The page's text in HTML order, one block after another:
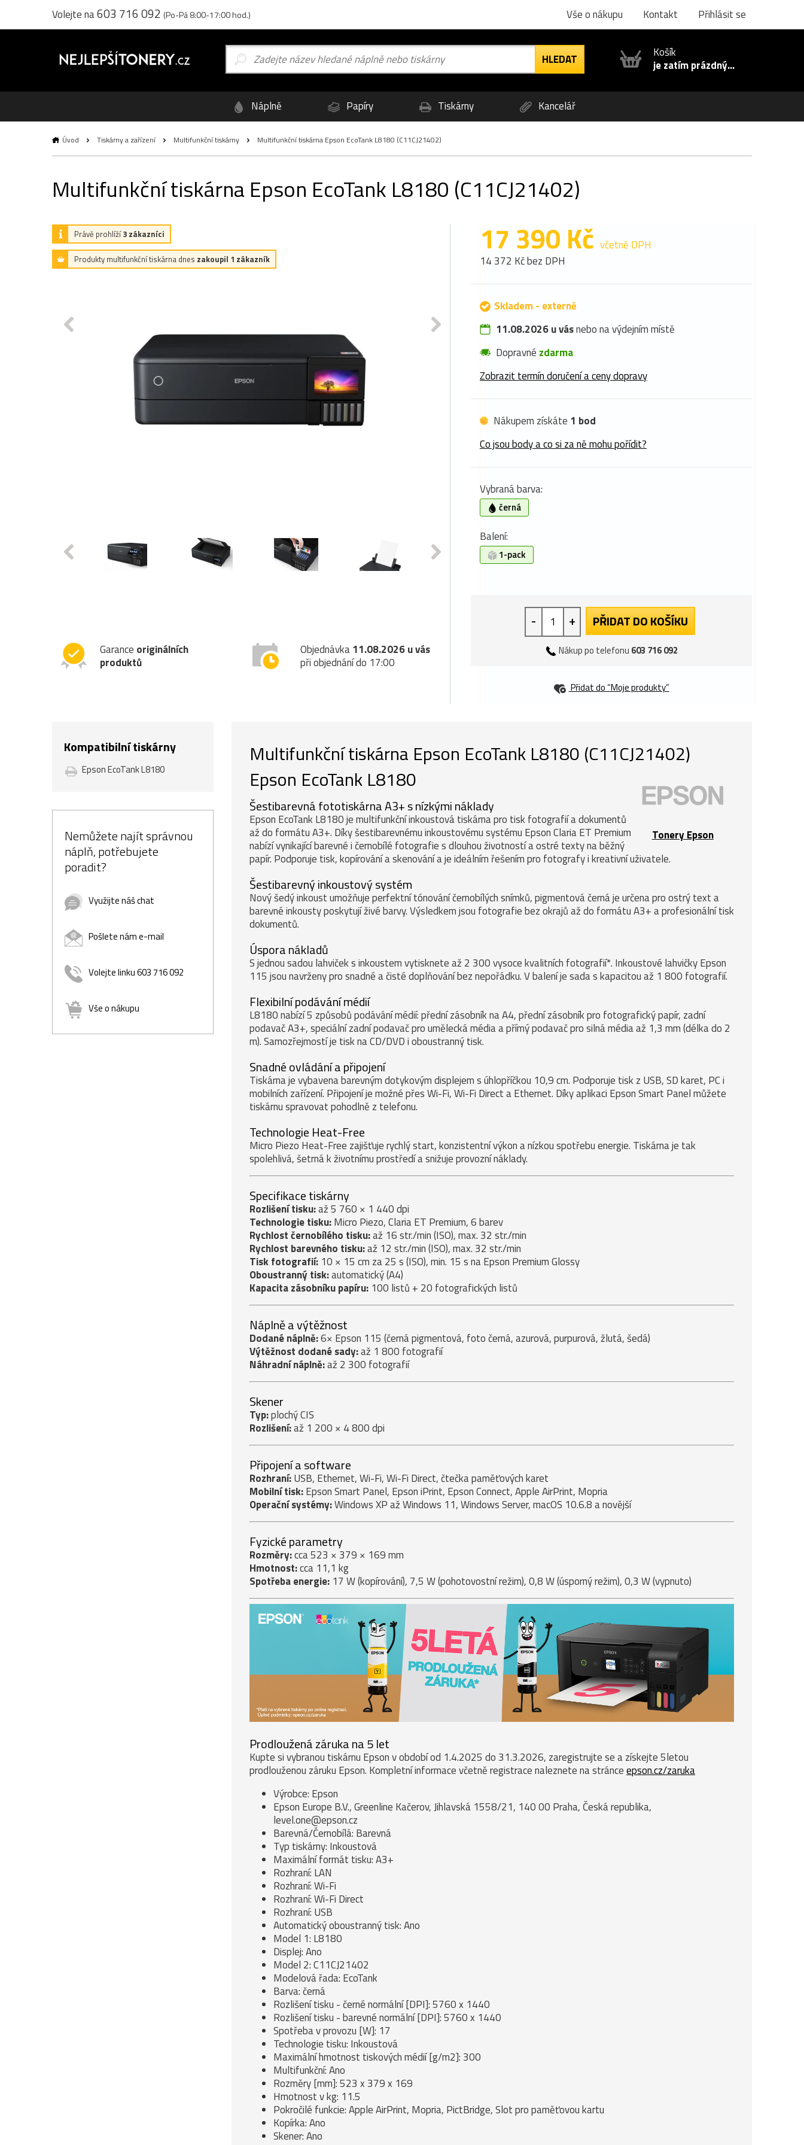
Volejte na603 716 092 (Po-Pá 8:00-17:00 hod.) Vše o nákupu Kontakt Přihlásit se
Košík
je zatím prázdný...
Náplně Papíry Tiskárny Kancelář
Úvod Tiskárny a zařízení Multifunkční tiskárny Multifunkční tiskárna Epson EcoTank L8180 (C11CJ21402)
Multifunkční tiskárna Epson EcoTank L8180 (C11CJ21402)
Právě prohlíží3 zákazníci
Produkty multifunkční tiskárna dnes zakoupil 1 zákazník
Garance originálních
produktů
Objednávka11.08.2026 u vás
při objednání do 17:00
17 390 Kč včetně DPH
14 372 Kč bez DPH
Skladem - externě
11.08.2026 u vásnebo na výdejním místě
Dopravné zdarma
Zobrazit termín doručení a ceny dopravy
Nákupem získáte 1 bod
Co jsou body a co si za ně mohu pořídit?
Vybraná barva:
černá
Balení:
1-pack
- + PŘIDAT DO KOŠÍKU
Nákup po telefonu 603 716 092
Přidat do “Moje produkty”
Kompatibilní tiskárny
Epson EcoTank L8180
Nemůžete najít správnou
náplň, potřebujete
poradit?
Využijte náš chat
Pošlete nám e-mail
Volejte linku 603 716 092
Vše o nákupu
Multifunkční tiskárna Epson EcoTank L8180 (C11CJ21402)
Tonery Epson
Epson EcoTank L8180
Šestibarevná fototiskárna A3+ s nízkými náklady
Epson EcoTank L8180 je multifunkční inkoustová tiskárna pro tisk fotografií a dokumentů
až do formátu A3+. Díky šestibarevnému inkoustovému systému Epson Claria ET Premium
nabízí vynikající barevné i černobílé fotografie s dlouhou životností a ostré texty na běžný
papír. Podporuje tisk, kopírování a skenování a je ideálním řešením pro fotografy i kreativní uživatele.
Šestibarevný inkoustový systém
Nový šedý inkoust umožňuje perfektní tónování černobílých snímků, pigmentová černá je určena pro ostrý text a
barevné inkousty poskytují živé barvy. Výsledkem jsou fotografie bez okrajů až do formátu A3+ a profesionální tisk
dokumentů.
Úspora nákladů
S jednou sadou lahviček s inkoustem vytisknete až 2 300 vysoce kvalitních fotografií*. Inkoustové lahvičky Epson
115 jsou navrženy pro snadné a čisté doplňování bez nepořádku. V balení je sada s kapacitou až 1 800 fotografií.
Flexibilní podávání médií
L8180 nabízí 5 způsobů podávání médií: přední zásobník na A4, přední zásobník pro fotografický papír, zadní
podavač A3+, speciální zadní podavač pro umělecká média a přímý podavač pro silná média až 1,3 mm (délka do 2
m). Samozřejmostí je tisk na CD/DVD i oboustranný tisk.
Snadné ovládání a připojení
Tiskárna je vybavena barevným dotykovým displejem s úhlopříčkou 10,9 cm. Podporuje tisk z USB, SD karet, PC i
mobilních zařízení. Připojení je možné přes Wi-Fi, Wi-Fi Direct a Ethernet. Díky aplikaci Epson Smart Panel můžete
tiskárnu spravovat pohodlně z telefonu.
Technologie Heat-Free
Micro Piezo Heat-Free zajišťuje rychlý start, konzistentní výkon a nízkou spotřebu energie. Tiskárna je tak
spolehlivá, šetrná k životnímu prostředí a snižuje provozní náklady.
Specifikace tiskárny
Rozlišení tisku:až 5 760 × 1 440 dpi
Technologie tisku:Micro Piezo, Claria ET Premium, 6 barev
Rychlost černobílého tisku:až 16 str./min (ISO), max. 32 str./min
Rychlost barevného tisku:až 12 str./min (ISO), max. 32 str./min
Tisk fotografií: 10 × 15 cm za 25 s (ISO), min. 15 s na Epson Premium Glossy
Oboustranný tisk:automatický (A4)
Kapacita zásobníku papíru: 100 listů + 20 fotografických listů
Náplně a výtěžnost
Dodané náplně:6× Epson 115 (černá pigmentová, foto černá, azurová, purpurová, žlutá, šedá)
Výtěžnost dodané sady:až 1 800 fotografií
Náhradní náplně:až 2 300 fotografií
Skener
Typ:plochý CIS
Rozlišení:až 1 200 × 4 800 dpi
Připojení a software
Rozhraní:USB, Ethernet, Wi-Fi, Wi-Fi Direct, čtečka paměťových karet
Mobilní tisk:Epson Smart Panel, Epson iPrint, Epson Connect, Apple AirPrint, Mopria
Operační systémy:Windows XP až Windows 11, Windows Server, macOS 10.6.8 a novější
Fyzické parametry
Rozměry:cca 523 × 379 × 169 mm
Hmotnost:cca 11,1 kg
Spotřeba energie: 17 W (kopírování), 7,5 W (pohotovostní režim), 0,8 W (úsporný režim), 0,3 W (vypnuto)
Prodloužená záruka na 5 let
Kupte si vybranou tiskárnu Epson v období od 1.4.2025 do 31.3.2026, zaregistrujte se a získejte 5letou
prodlouženou záruku Epson. Kompletní informace včetně registrace naleznete na stránceepson.cz/zaruka
Výrobce: Epson
Epson Europe B.V., Greenline Kačerov, Jihlavská 1558/21, 140 00 Praha, Česká republika,
level.one@epson.cz
Barevná/Černobílá: Barevná
Typ tiskárny: Inkoustová
Maximální formát tisku: A3+
Rozhraní: LAN
Rozhraní: Wi-Fi
Rozhraní: Wi-Fi Direct
Rozhraní: USB
Automatický oboustranný tisk: Ano
Model 1: L8180
Displej: Ano
Model 2: C11CJ21402
Modelová řada: EcoTank
Barva: černá
Rozlišení tisku - černé normální [DPI]: 5760 x 1440
Rozlišení tisku - barevné normální [DPI]: 5760 x 1440
Spotřeba v provozu [W]: 17
Technologie tisku: Inkoustová
Maximální hmotnost tiskových médií [g/m2]: 300
Multifunkční: Ano
Rozměry [mm]: 523‎ x 379 x 169
Hmotnost v kg: 11.5
Pokročilé funkcie: Apple AirPrint, Mopria, PictBridge, Slot pro paměťovou kartu
Kopírka: Ano
Skener: Ano